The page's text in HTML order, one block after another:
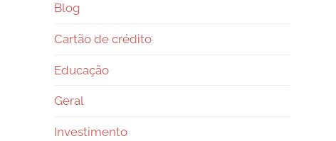
Blog
Cartão de crédito
Educação
Geral
Investimento